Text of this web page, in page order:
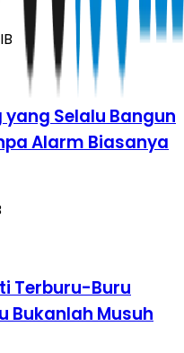
Selalu Bangun
Alarm Biasanya
Terburu-Buru
Bukanlah Musuh